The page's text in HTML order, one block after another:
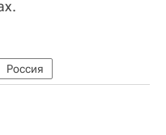
Россия